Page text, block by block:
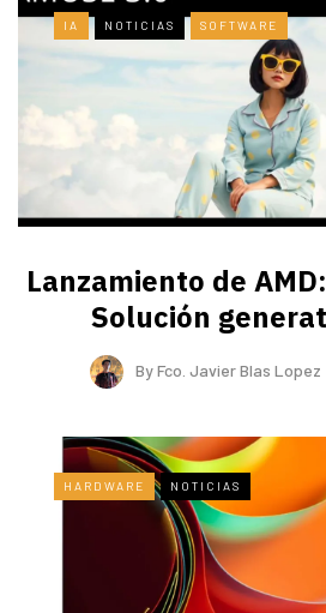
IA NOTICIAS SOFTWARE
Lanzamiento de
Solución
ByFco. Javier Blas Lopez
HARDWARE NOTICIAS